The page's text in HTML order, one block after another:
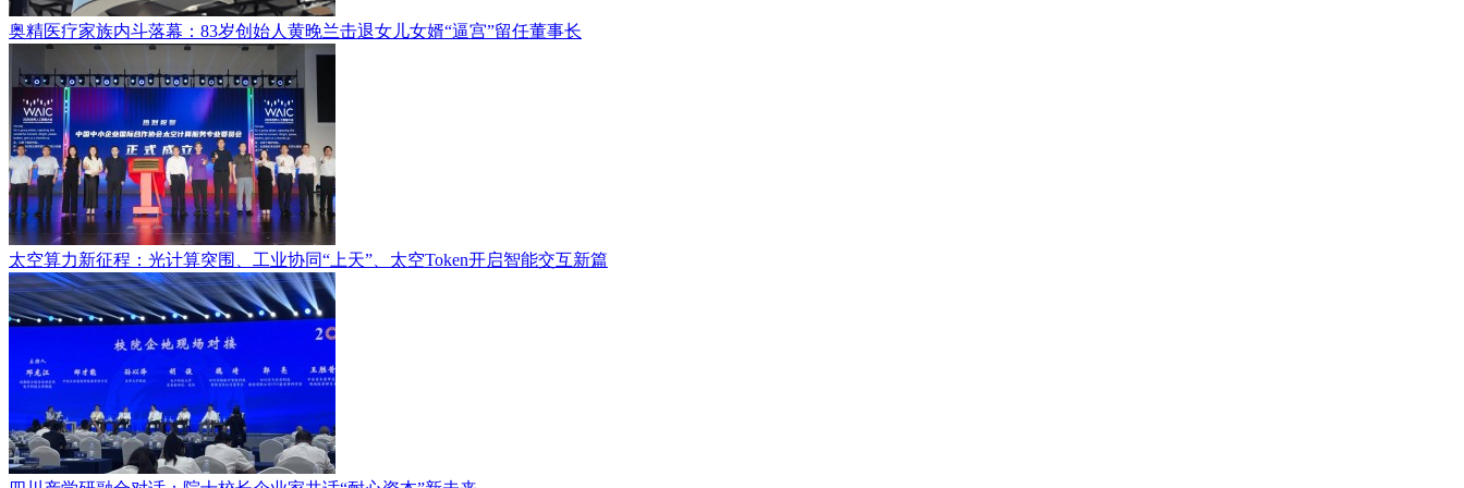
奥精医疗家族内斗落幕：83岁创始人黄晚兰击退女儿女婿“逼宫”留任董事长
太空算力新征程：光计算突围、工业协同“上天”、太空Token开启智能交互新篇